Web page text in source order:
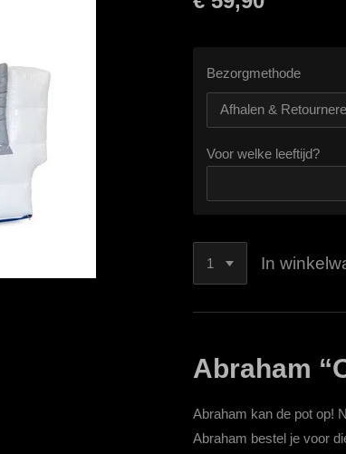
Bezorgmethode
Voor welke leeftijd?
In
Abraham
Abraham kan de pot op!
Abraham bestel je voor